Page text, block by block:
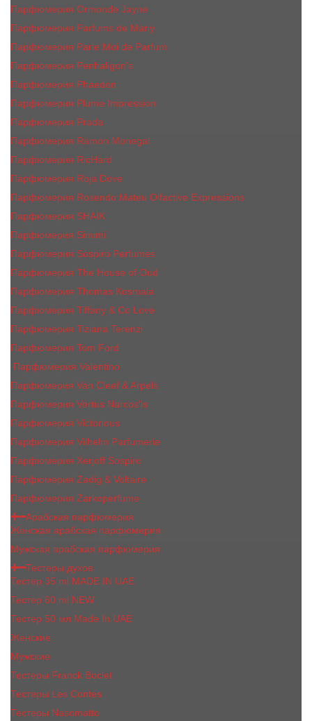
Парфюмерия Ormonde Jayne
Парфюмерия Parfums de Marly
Парфюмерия Parle Moi de Parfum
Парфюмерия Penhaligon's
Парфюмерия Phaedon
Парфюмерия Plume Impression
Парфюмерия Prada
Парфюмерия Ramon Monegal
Парфюмерия RicHard
Парфюмерия Roja Dove
Парфюмерия Rosendo Mateu Olfactive Expressions
Парфюмерия SHAIK
Парфюмерия Simimi
Парфюмерия Sospiro Perfumes
Парфюмерия The House of Oud
Парфюмерия Thomas Kosmala
Парфюмерия Tiffany & Co Love
Парфюмерия Tiziana Terenzi
Парфюмерия Tom Ford
Парфюмерия Valentino
Парфюмерия Van Cleef & Arpels
Парфюмерия Vertus Narcos'is
Парфюмерия Victorious
Парфюмерия Vilhelm Parfumerie
Парфюмерия Xerjoff Sospiro
Парфюмерия Zadig & Voltaire
Парфюмерия Zarkoperfume
Арабская парфюмерия
Женская арабская парфюмерия
Мужская арабская парфюмерия
Тестеры духов
Тестер 35 ml MADE IN UAE
Тестер 60 ml NEW
Тестер 50 мл Made In UAE
Женские
Мужские
Тестеры Franck Boclet
Тестеры Les Contes
Тестеры Nasomatto